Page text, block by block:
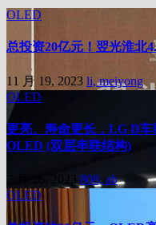
OLED
总投资20亿元！翌光淮北
11 月 19, 2023 li, meiyong
OLED
更亮、寿命更长，LG D
OLED (双层串联结构)
7 月 26, 2023 808, ab
OLED